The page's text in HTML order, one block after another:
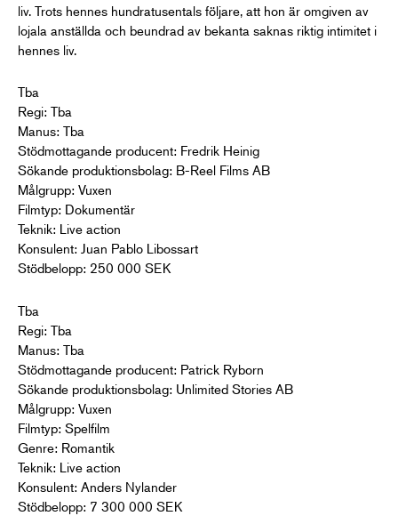
liv. Trots hennes hundratusentals följare, att hon är omgiven av
lojala anställda och beundrad av bekanta saknas riktig intimitet i
hennes liv.
Tba
Regi: Tba
Manus: Tba
Stödmottagande producent: Fredrik Heinig
Sökande produktionsbolag: B-Reel Films AB
Målgrupp: Vuxen
Filmtyp: Dokumentär
Teknik: Live action
Konsulent: Juan Pablo Libossart
Stödbelopp: 250 000 SEK
Tba
Regi: Tba
Manus: Tba
Stödmottagande producent: Patrick Ryborn
Sökande produktionsbolag: Unlimited Stories AB
Målgrupp: Vuxen
Filmtyp: Spelfilm
Genre: Romantik
Teknik: Live action
Konsulent: Anders Nylander
Stödbelopp: 7 300 000 SEK